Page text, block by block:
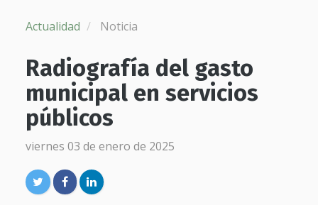
Actualidad Noticia
Radiografía del gasto
municipal en servicios
públicos
viernes 03 de enero de 2025